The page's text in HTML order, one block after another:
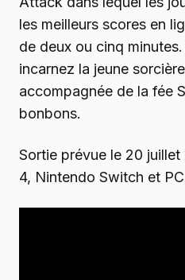
les meilleurs scores en
de deux ou cinq
incarnez la jeune
accompagnée de la fée
bonbons.
Sortie prévue le 20 juillet
4, Nintendo Switch et